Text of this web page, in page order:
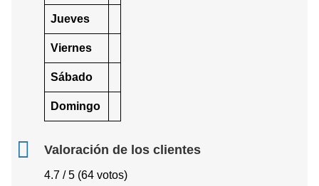
Jueves
Viernes
Sábado
Domingo
Valoración de los clientes
4.7 / 5 (64 votos)